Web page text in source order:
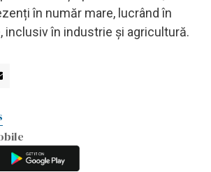
în număr mare, lucrând în
inclusiv în industrie și agricultură.